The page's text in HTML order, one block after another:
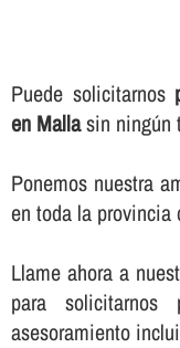
Puede solicitarnos
en Mallasin ningún
Ponemos nuestra
en toda la provincia
Llame ahora a
para solicitarnos
asesoramiento